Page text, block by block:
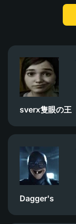
sverx隻眼の王
Dagger's